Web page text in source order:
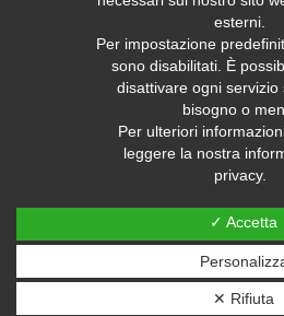
Valentini
Tel +39 049 5790797 - Fax +39 049
group.com
C.F. E P.IVA
Privacy-Web
Sito web realizzato ed
esterni.
Per impostazione
sono disabilitati. È
disattivare ogni servizio
bisogno o
Per ulteriori
leggere la nostra
privacy.
✓ Accetta
✕ Rifiuta